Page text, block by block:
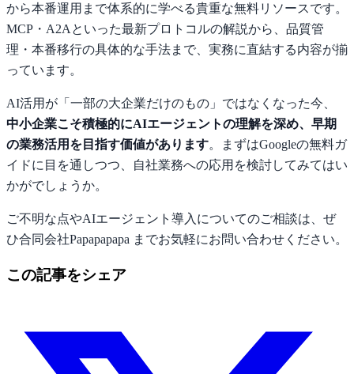
から本番運用まで体系的に学べる貴重な無料リソースです。
MCP・A2Aといった最新プロトコルの解説から、品質管
理・本番移行の具体的な手法まで、実務に直結する内容が揃
っています。
AI活用が「一部の大企業だけのもの」ではなくなった今、
中小企業こそ積極的にAIエージェントの理解を深め、早期
の業務活用を目指す価値があります。まずはGoogleの無料ガ
イドに目を通しつつ、自社業務への応用を検討してみてはい
かがでしょうか。
ご不明な点やAIエージェント導入についてのご相談は、ぜ
ひ合同会社Papapapapa までお気軽にお問い合わせください。
この記事をシェア